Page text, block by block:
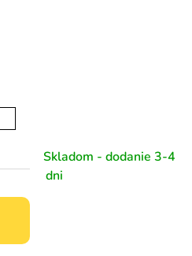
Skladom - dodanie 3-4
dni